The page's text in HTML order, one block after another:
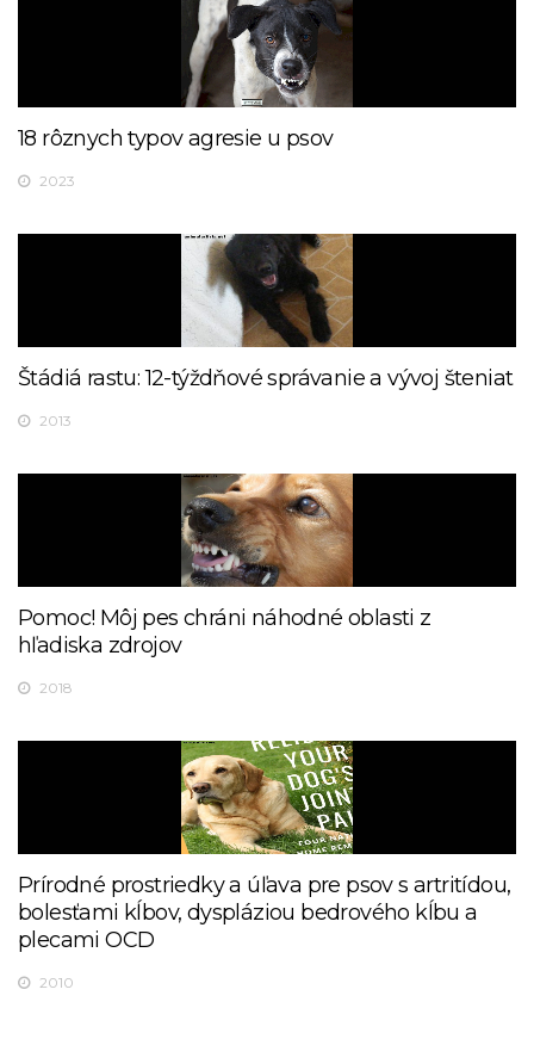
18 rôznych typov agresie u psov
2023
Štádiá rastu: 12-týždňové správanie a vývoj šteniat
2013
Pomoc! Môj pes chráni náhodné oblasti z
hľadiska zdrojov
2018
Prírodné prostriedky a úľava pre psov s artritídou,
bolesťami kĺbov, dyspláziou bedrového kĺbu a
plecami OCD
2010